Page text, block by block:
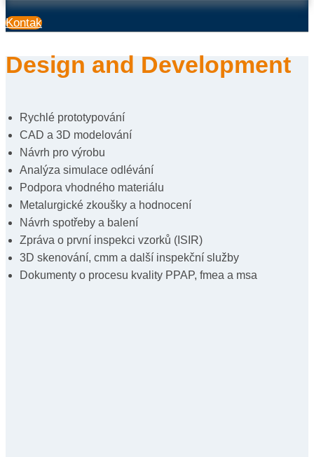
Kontak
Design and Development
Rychlé prototypování
CAD a 3D modelování
Návrh pro výrobu
Analýza simulace odlévání
Podpora vhodného materiálu
Metalurgické zkoušky a hodnocení
Návrh spotřeby a balení
Zpráva o první inspekci vzorků (ISIR)
3D skenování, cmm a další inspekční služby
Dokumenty o procesu kvality PPAP, fmea a msa